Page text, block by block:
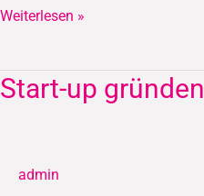
Weiterlesen »
Start-up gründen
admin
Start-